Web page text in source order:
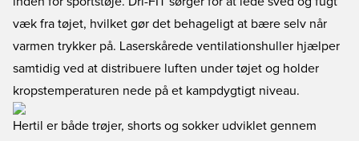
væk fra tøjet, hvilket gør det behageligt at bære selv når
varmen trykker på. Laserskårede ventilationshuller hjælper
samtidig ved at distribuere luften under tøjet og holder
kropstemperaturen nede på et kampdygtigt niveau.
Hertil er både trøjer, shorts og sokker udviklet gennem